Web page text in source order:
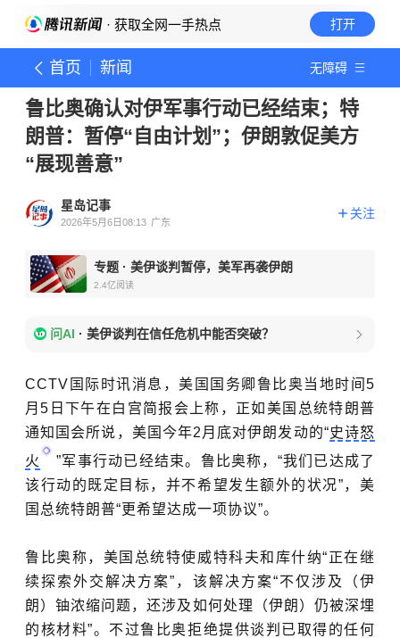
· 获取全网一手热点 打开
首页 新闻 无障碍
鲁比奥确认对伊军事行动已经结束；特
朗普：暂停“自由计划”；伊朗敦促美方
“展现善意”
星岛记事
2026年5月6日08:13 广东
关注
专题 · 美伊谈判暂停，美军再袭伊朗
2.4亿阅读
问AI · 美伊谈判在信任危机中能否突破？
CCTV国际时讯消息，美国国务卿鲁比奥当地时间5
月5日下午在白宫简报会上称，正如美国总统特朗普
通知国会所说，美国今年2月底对伊朗发动的“史诗怒
火
”军事行动已经结束。鲁比奥称，“我们已达成了
该行动的既定目标，并不希望发生额外的状况”，美
国总统特朗普“更希望达成一项协议”。
鲁比奥称，美国总统特使威特科夫和库什纳“正在继
续探索外交解决方案”，该解决方案“不仅涉及（伊
朗）铀浓缩问题，还涉及如何处理（伊朗）仍被深埋
的核材料”。不过鲁比奥拒绝提供谈判已取得的任何